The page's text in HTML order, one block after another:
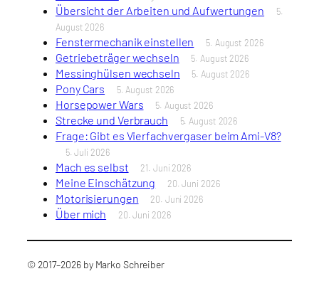
Übersicht der Arbeiten und Aufwertungen
5.
August 2026
Fenstermechanik einstellen 5. August 2026
Getriebeträger wechseln 5. August 2026
Messinghülsen wechseln 5. August 2026
Pony Cars 5. August 2026
Horsepower Wars 5. August 2026
Strecke und Verbrauch 5. August 2026
Frage: Gibt es Vierfachvergaser beim Ami-V8?
5. Juli 2026
Mach es selbst 21. Juni 2026
Meine Einschätzung 20. Juni 2026
Motorisierungen 20. Juni 2026
Über mich 20. Juni 2026
© 2017–2026 by Marko Schreiber